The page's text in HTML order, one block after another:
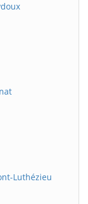
Luthézieu